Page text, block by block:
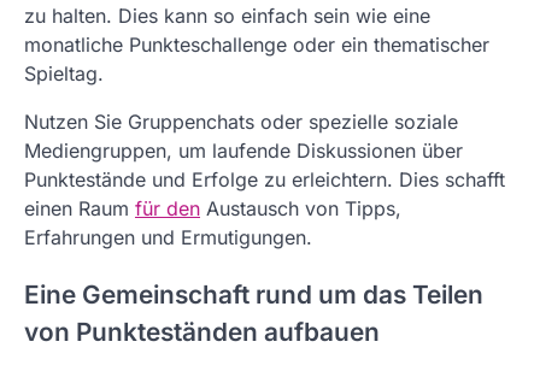
zu halten. Dies kann so einfach sein wie eine
monatliche Punkteschallenge oder ein thematischer
Spieltag.
Nutzen Sie Gruppenchats oder spezielle soziale
Mediengruppen, um laufende Diskussionen über
Punktestände und Erfolge zu erleichtern. Dies schafft
einen Raum für den Austausch von Tipps,
Erfahrungen und Ermutigungen.
Eine Gemeinschaft rund um das Teilen
von Punkteständen aufbauen